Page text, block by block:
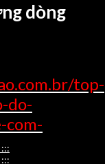
dòng
top-
do-